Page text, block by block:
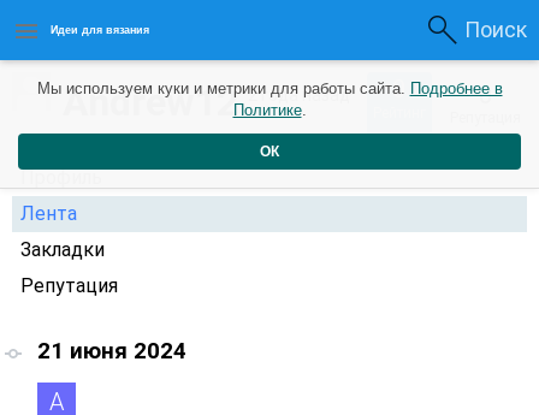
Идеи для вязания Поиск
Andrew122 года назад 0 0
Профиль
Лента
Закладки
Репутация
21 июня 2024
Мы используем куки и метрики для работы сайта. Подробнее в
Политике.
ОК